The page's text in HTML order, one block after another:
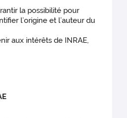
la possibilité pour
l’origine et l’auteur du
aux intérêts de INRAE,